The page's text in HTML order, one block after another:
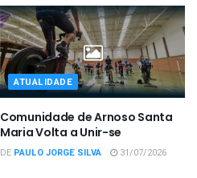
ATUALIDADE
Comunidade de Arnoso Santa
Maria Volta a Unir-se
DE PAULO JORGE SILVA 31/07/2026